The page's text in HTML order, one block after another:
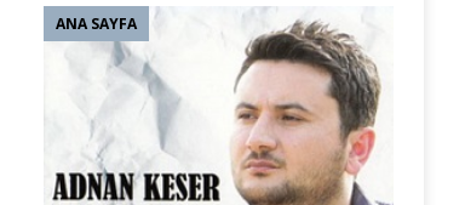
ANA SAYFA